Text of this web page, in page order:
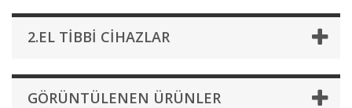
2.EL TIBBI CIHAZLAR
GÖRÜNTÜLENEN ÜRÜNLER